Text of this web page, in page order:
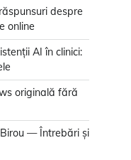
despre
online
AI în clinici:
originală fără
— Întrebări și